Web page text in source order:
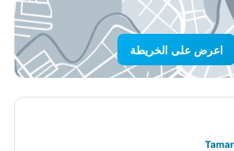
اعرض على الخريطة